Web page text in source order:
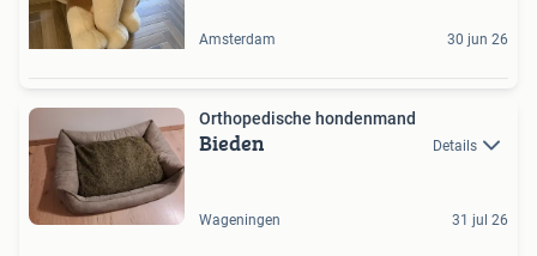
Amsterdam 30 jun 26
Orthopedische hondenmand
Bieden Details
Wageningen 31 jul 26